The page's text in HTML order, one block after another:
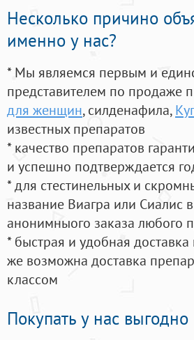
Несколько причино
именно у нас?
* Мы являемся первым и
представителем по продаже
для женщин, силденафила,
известных препаратов
* качество препаратов
и успешно подтверждается
* для стестинельных и
название Виагра или Сиалис
анонимныого заказа любого
* быстрая и удобная
же возможна доставка
классом
Покупать у нас выгодно